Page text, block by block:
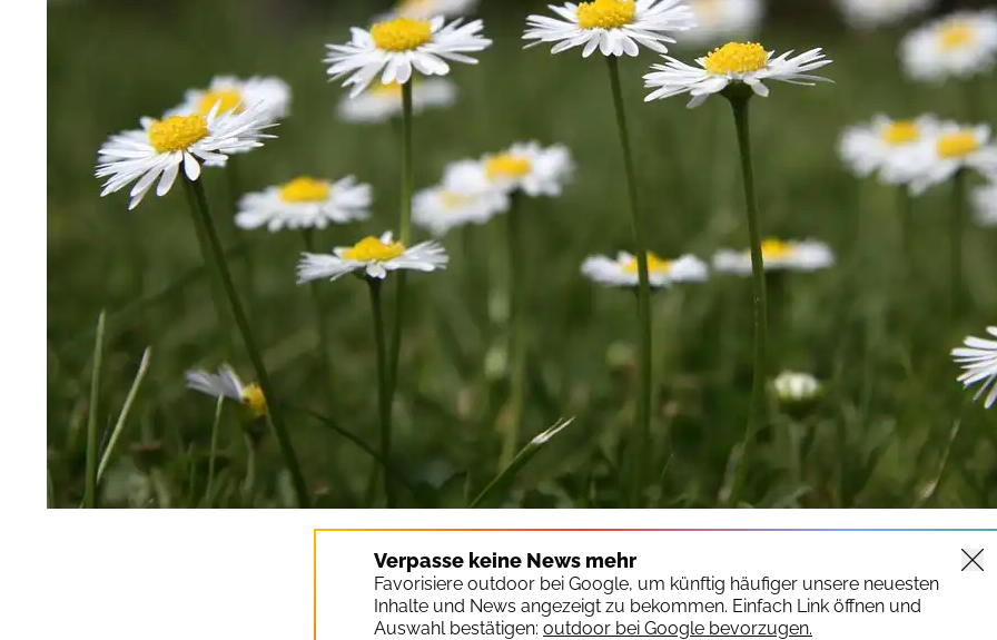
Verpasse keine News mehr
Favorisiere outdoor bei Google, um künftig häufiger unsere neuesten
Inhalte und News angezeigt zu bekommen. Einfach Link öffnen und
Auswahl bestätigen: outdoor bei Google bevorzugen.